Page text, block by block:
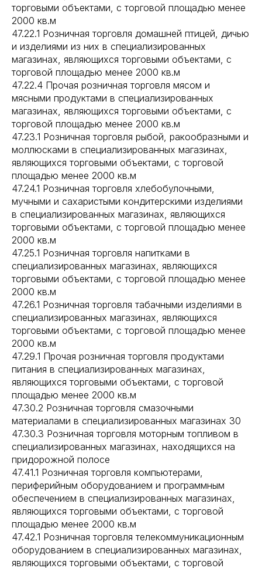
торговыми объектами, с торговой площадью менее
2000 кв.м
47.22.1 Розничная торговля домашней птицей, дичью
и изделиями из них в специализированных
магазинах, являющихся торговыми объектами, с
торговой площадью менее 2000 кв.м
47.22.4 Прочая розничная торговля мясом и
мясными продуктами в специализированных
магазинах, являющихся торговыми объектами, с
торговой площадью менее 2000 кв.м
47.23.1 Розничная торговля рыбой, ракообразными и
моллюсками в специализированных магазинах,
являющихся торговыми объектами, с торговой
площадью менее 2000 кв.м
47.24.1 Розничная торговля хлебобулочными,
мучными и сахаристыми кондитерскими изделиями
в специализированных магазинах, являющихся
торговыми объектами, с торговой площадью менее
2000 кв.м
47.25.1 Розничная торговля напитками в
специализированных магазинах, являющихся
торговыми объектами, с торговой площадью менее
2000 кв.м
47.26.1 Розничная торговля табачными изделиями в
специализированных магазинах, являющихся
торговыми объектами, с торговой площадью менее
2000 кв.м
47.29.1 Прочая розничная торговля продуктами
питания в специализированных магазинах,
являющихся торговыми объектами, с торговой
площадью менее 2000 кв.м
47.30.2 Розничная торговля смазочными
материалами в специализированных магазинах 30
47.30.3 Розничная торговля моторным топливом в
специализированных магазинах, находящихся на
придорожной полосе
47.41.1 Розничная торговля компьютерами,
периферийным оборудованием и программным
обеспечением в специализированных магазинах,
являющихся торговыми объектами, с торговой
площадью менее 2000 кв.м
47.42.1 Розничная торговля телекоммуникационным
оборудованием в специализированных магазинах,
являющихся торговыми объектами, с торговой